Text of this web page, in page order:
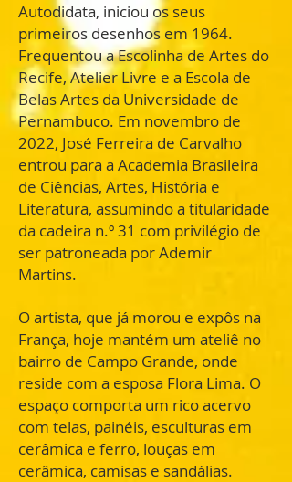
Autodidata, iniciou os seus
primeiros desenhos em 1964.
Frequentou a Escolinha de Artes do
Recife, Atelier Livre e a Escola de
Belas Artes da Universidade de
Pernambuco. Em novembro de
2022, José Ferreira de Carvalho
entrou para a Academia Brasileira
de Ciências, Artes, História e
Literatura, assumindo a titularidade
da cadeira n.º 31 com privilégio de
ser patroneada por Ademir
Martins.
O artista, que já morou e expôs na
França, hoje mantém um ateliê no
bairro de Campo Grande, onde
reside com a esposa Flora Lima. O
espaço comporta um rico acervo
com telas, painéis, esculturas em
cerâmica e ferro, louças em
cerâmica, camisas e sandálias.